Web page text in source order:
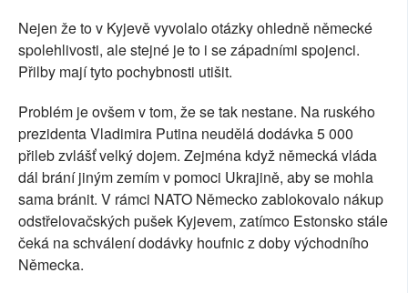
Nejen že to v Kyjevě vyvolalo otázky ohledně německé
spolehlivosti, ale stejné je to i se západními spojenci.
Přilby mají tyto pochybnosti utišit.
Problém je ovšem v tom, že se tak nestane. Na ruského
prezidenta Vladimira Putina neudělá dodávka 5 000
přileb zvlášť velký dojem. Zejména když německá vláda
dál brání jiným zemím v pomoci Ukrajině, aby se mohla
sama bránit. V rámci NATO Německo zablokovalo nákup
odstřelovačských pušek Kyjevem, zatímco Estonsko stále
čeká na schválení dodávky houfnic z doby východního
Německa.